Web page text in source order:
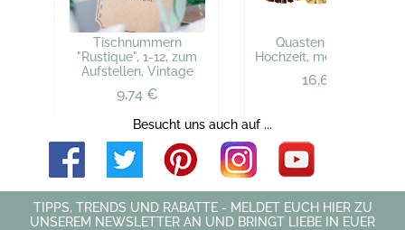
Tischnummern
"Rustique", 1-12, zum
Aufstellen, Vintage
9,74 €
Quasten Girlande
Hochzeit, metallic-weiss
16,67 €
Besucht uns auch auf ...
TIPPS, TRENDS UND RABATTE - MELDET EUCH HIER ZU
UNSEREM NEWSLETTER AN UND BRINGT LIEBE IN EUER